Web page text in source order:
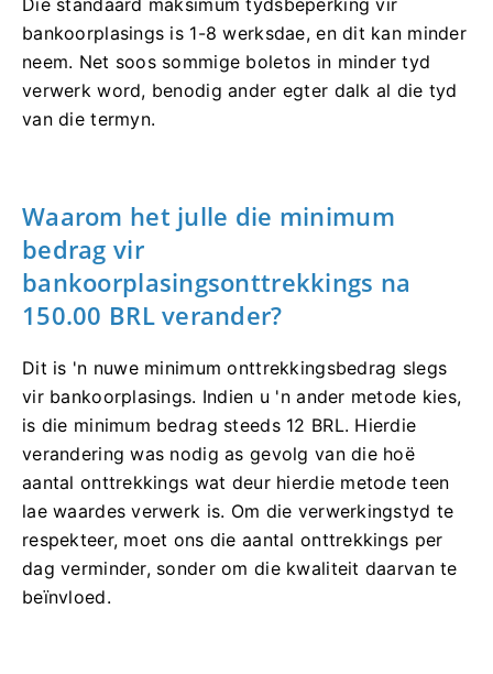
bankoorplasings is 1-8 werksdae, en dit kan minder
neem. Net soos sommige boletos in minder tyd
verwerk word, benodig ander egter dalk al die tyd
van die termyn.
Waarom het julle die minimum
bedrag vir
bankoorplasingsonttrekkings na
150.00 BRL verander?
Dit is 'n nuwe minimum onttrekkingsbedrag slegs
vir bankoorplasings. Indien u 'n ander metode kies,
is die minimum bedrag steeds 12 BRL. Hierdie
verandering was nodig as gevolg van die hoë
aantal onttrekkings wat deur hierdie metode teen
lae waardes verwerk is. Om die verwerkingstyd te
respekteer, moet ons die aantal onttrekkings per
dag verminder, sonder om die kwaliteit daarvan te
beïnvloed.